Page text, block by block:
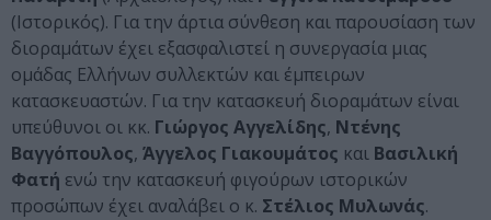
(Ιστορικός). Για την άρτια σύνθεση και παρουσίαση των
διοραμάτων έχει εξασφαλιστεί η συνεργασία μιας
ομάδας Ελλήνων συλλεκτών και έμπειρων
κατασκευαστών. Για την κατασκευή διοραμάτων είναι
υπεύθυνοι οι κκ. Γιώργος Αγγελίδης, Ντένης
Βαγγόπουλος, Άγγελος Γιακουμάτος και Βασιλική
Φατή ενώ την κατασκευή φιγούρων ιστορικών
προσώπων έχει αναλάβει ο κ. Στέλιος Μυλωνάς.